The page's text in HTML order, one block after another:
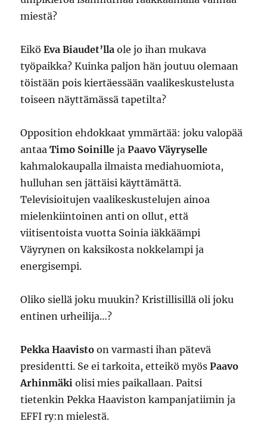
miestä?
EiköEva Biaudet’lla ole jo ihan mukava
työpaikka? Kuinka paljon hän joutuu olemaan
töistään pois kiertäessään vaalikeskustelusta
toiseen näyttämässä tapetilta?
Opposition ehdokkaat ymmärtää: joku valopää
antaaTimo Soinille jaPaavo Väyryselle
kahmalokaupalla ilmaista mediahuomiota,
hulluhan sen jättäisi käyttämättä.
Televisioitujen vaalikeskustelujen ainoa
mielenkiintoinen anti on ollut, että
viitisentoista vuotta Soinia iäkkäämpi
Väyrynen on kaksikosta nokkelampi ja
energisempi.
Oliko siellä joku muukin? Kristillisillä oli joku
entinen urheilija…?
Pekka Haavisto on varmasti ihan pätevä
presidentti. Se ei tarkoita, etteikö myösPaavo
Arhinmäki olisi mies paikallaan. Paitsi
tietenkin Pekka Haaviston kampanjatiimin ja
EFFI ry:n mielestä.